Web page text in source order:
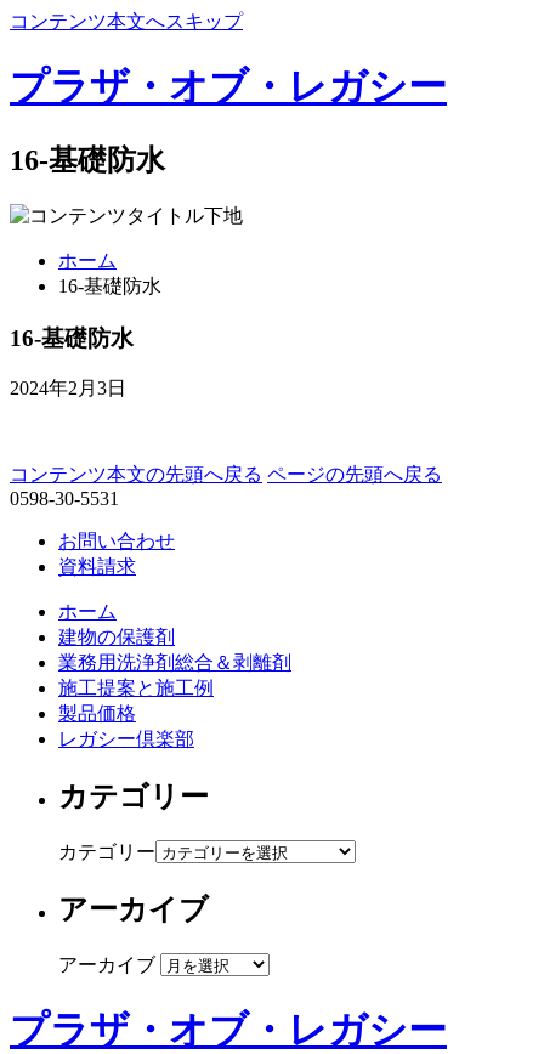
コンテンツ本文へスキップ
プラザ・オブ・レガシー
16-基礎防水
ホーム
16-基礎防水
16-基礎防水
2024年2月3日
コンテンツ本文の先頭へ戻る ページの先頭へ戻る
0598-30-5531
お問い合わせ
資料請求
ホーム
建物の保護剤
業務用洗浄剤総合＆剥離剤
施工提案と施工例
製品価格
レガシー倶楽部
カテゴリー
カテゴリー
アーカイブ
アーカイブ
プラザ・オブ・レガシー